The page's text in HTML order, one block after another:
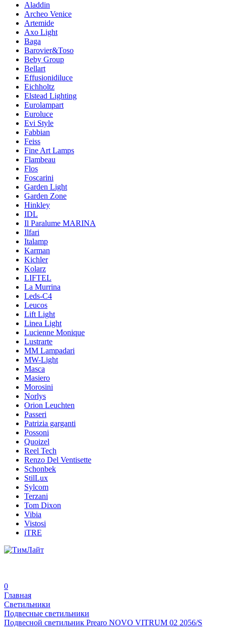
Aladdin
Archeo Venice
Artemide
Axo Light
Baga
Barovier&Toso
Beby Group
Bellart
Effusionidiluce
Eichholtz
Elstead Lighting
Eurolampart
Euroluce
Evi Style
Fabbian
Feiss
Fine Art Lamps
Flambeau
Flos
Foscarini
Garden Light
Garden Zone
Hinkley
IDL
Il Paralume MARINA
Ilfari
Italamp
Karman
Kichler
Kolarz
LIFTEL
La Murrina
Leds-C4
Leucos
Lift Light
Linea Light
Lucienne Monique
Lustrarte
MM Lampadari
MW-Light
Masca
Masiero
Morosini
Norlys
Orion Leuchten
Passeri
Patrizia garganti
Possoni
Quoizel
Reel Tech
Renzo Del Ventisette
Schonbek
StilLux
Sylcom
Terzani
Tom Dixon
Vibia
Vistosi
iTRE
0
Главная
Светильники
Подвесные светильники
Подвесной светильник Prearo NOVO VITRUM 02 2056/S